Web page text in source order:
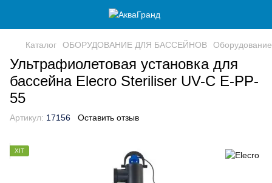
Каталог ОБОРУДОВАНИЕ ДЛЯ БАССЕЙНОВ
Ультрафиолетовая установка для
бассейна Elecro Steriliser UV-C E-PP-
55
Артикул: 17156 Оставить отзыв
ХІТ